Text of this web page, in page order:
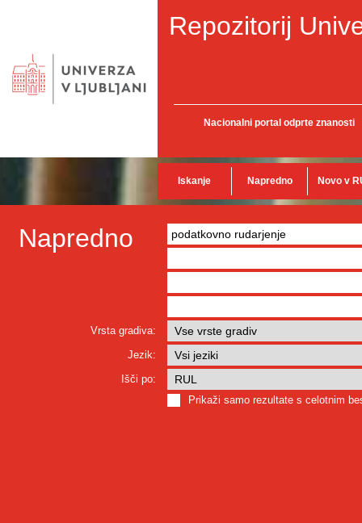
Repozitorij
Nacionalni portal odprte znanosti
Iskanje Napredno Novo v
Napredno
Vrsta gradiva:
Jezik:
Išči po:
Prikaži samo rezultate s celotnim